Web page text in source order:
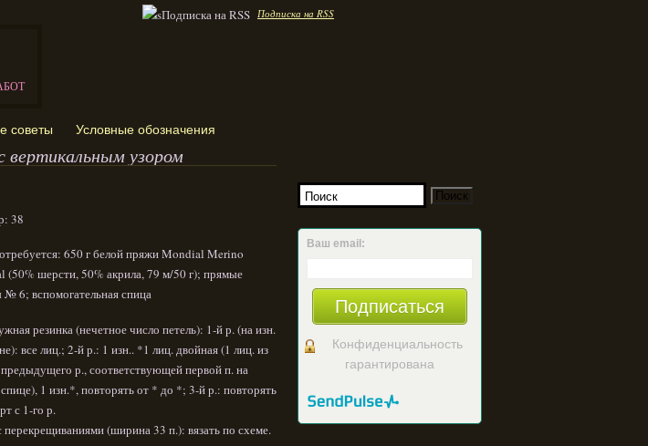
Подписка на RSS
советы Условные обозначения
вертикальным узором
38
650 г белой пряжи Mondial Merino
(50% шерсти, 50% акрила, 79 м/50 г); прямые
6; вспомогательная спица
резинка (нечетное число петель): 1-й р. (на изн.
все лиц.; 2-й р.: 1 изн.. *1 лиц. двойная (1 лиц. из
р., соответствующей первой п. на
1 изн.*, повторять от * до *; 3-й р.: повторять
с 1-го р.
перекрещиваниями (ширина 33 п.): вязать по схеме.
Ваш email:
Подписаться
Конфиденциальность
гарантирована